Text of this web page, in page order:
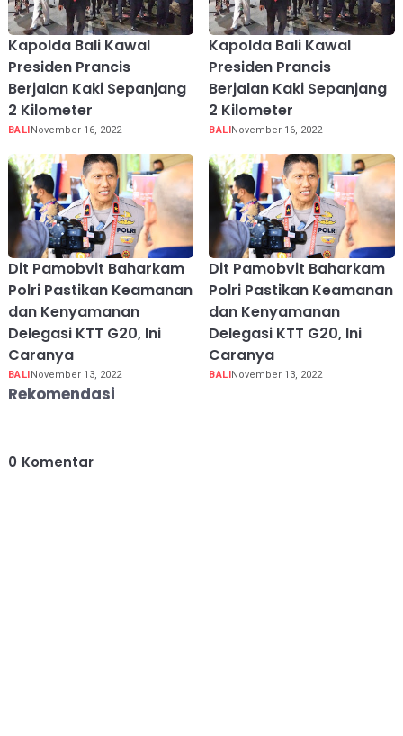
Kapolda Bali Kawal
Presiden Prancis
Berjalan Kaki Sepanjang
2 Kilometer
BALINovember 16, 2022
Kapolda Bali Kawal
Presiden Prancis
Berjalan Kaki Sepanjang
2 Kilometer
BALINovember 16, 2022
Dit Pamobvit Baharkam
Polri Pastikan Keamanan
dan Kenyamanan
Delegasi KTT G20, Ini
Caranya
BALINovember 13, 2022
Dit Pamobvit Baharkam
Polri Pastikan Keamanan
dan Kenyamanan
Delegasi KTT G20, Ini
Caranya
BALINovember 13, 2022
Rekomendasi
0 Komentar